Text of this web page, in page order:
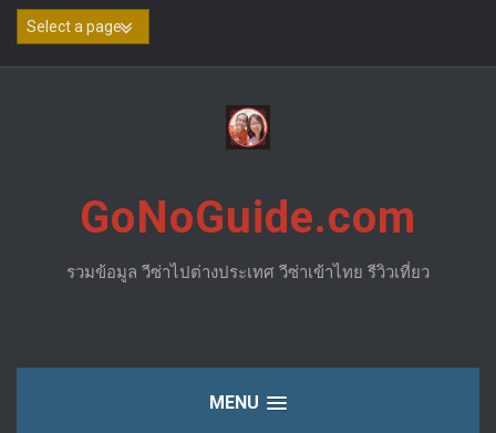
Skip
GoNoGuide.com
รวมข้อมูล วีซ่าไปต่างประเทศ วีซ่าเข้าไทย รีวิวเที่ยว
MENU